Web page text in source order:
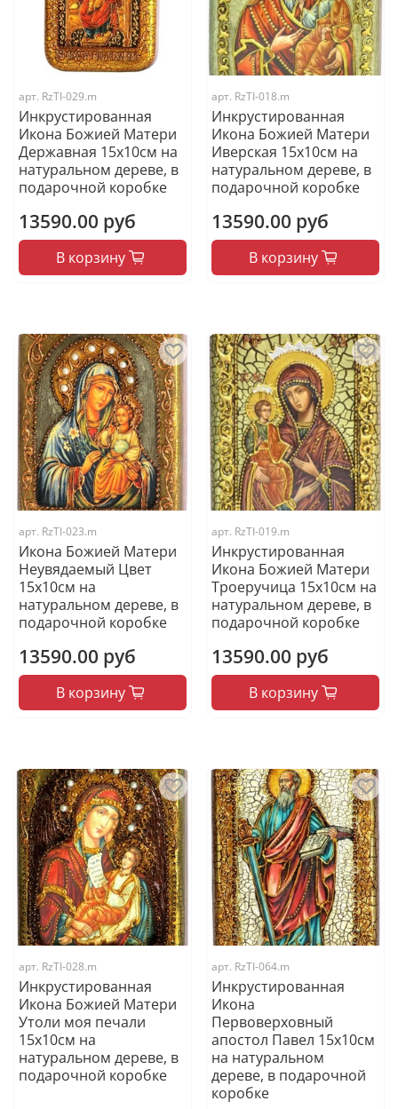
арт. RzTI-029.m
Инкрустированная
Икона Божией Матери
Державная 15х10см на
натуральном дереве, в
подарочной коробке
13590.00 руб
В корзину
арт. RzTI-018.m
Инкрустированная
Икона Божией Матери
Иверская 15х10см на
натуральном дереве, в
подарочной коробке
13590.00 руб
В корзину
арт. RzTI-023.m
Икона Божией Матери
Неувядаемый Цвет
15х10см на
натуральном дереве, в
подарочной коробке
13590.00 руб
В корзину
арт. RzTI-019.m
Инкрустированная
Икона Божией Матери
Троеручица 15х10см на
натуральном дереве, в
подарочной коробке
13590.00 руб
В корзину
арт. RzTI-028.m
Инкрустированная
Икона Божией Матери
Утоли моя печали
15х10см на
натуральном дереве, в
подарочной коробке
арт. RzTI-064.m
Инкрустированная
Икона
Первоверховный
апостол Павел 15х10см
на натуральном
дереве, в подарочной
коробке